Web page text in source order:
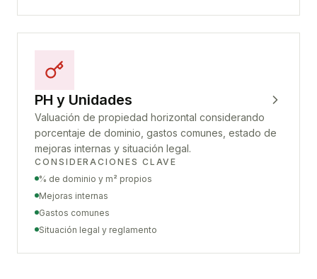
PH y Unidades
Valuación de propiedad horizontal considerando
porcentaje de dominio, gastos comunes, estado de
mejoras internas y situación legal.
CONSIDERACIONES CLAVE
% de dominio y m² propios
Mejoras internas
Gastos comunes
Situación legal y reglamento